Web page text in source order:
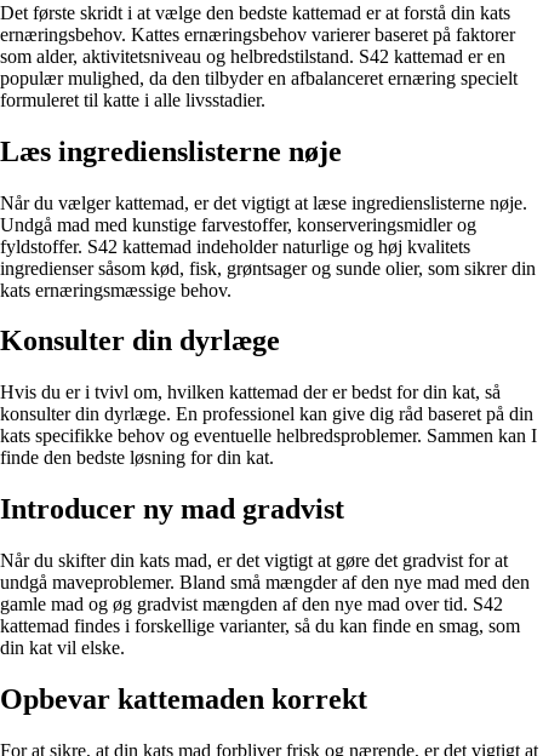
Det første skridt i at vælge den bedste kattemad er at forstå din kats
ernæringsbehov. Kattes ernæringsbehov varierer baseret på faktorer
som alder, aktivitetsniveau og helbredstilstand. S42 kattemad er en
populær mulighed, da den tilbyder en afbalanceret ernæring specielt
formuleret til katte i alle livsstadier.
Læs ingredienslisterne nøje
Når du vælger kattemad, er det vigtigt at læse ingredienslisterne nøje.
Undgå mad med kunstige farvestoffer, konserveringsmidler og
fyldstoffer. S42 kattemad indeholder naturlige og høj kvalitets
ingredienser såsom kød, fisk, grøntsager og sunde olier, som sikrer din
kats ernæringsmæssige behov.
Konsulter din dyrlæge
Hvis du er i tvivl om, hvilken kattemad der er bedst for din kat, så
konsulter din dyrlæge. En professionel kan give dig råd baseret på din
kats specifikke behov og eventuelle helbredsproblemer. Sammen kan I
finde den bedste løsning for din kat.
Introducer ny mad gradvist
Når du skifter din kats mad, er det vigtigt at gøre det gradvist for at
undgå maveproblemer. Bland små mængder af den nye mad med den
gamle mad og øg gradvist mængden af den nye mad over tid. S42
kattemad findes i forskellige varianter, så du kan finde en smag, som
din kat vil elske.
Opbevar kattemaden korrekt
For at sikre, at din kats mad forbliver frisk og nærende, er det vigtigt at